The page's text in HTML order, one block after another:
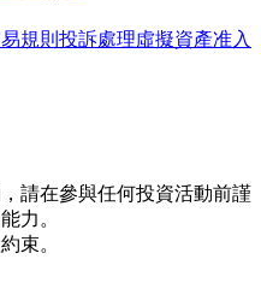
規則 投訴處理虛擬資產准入
請在參與任何投資活動前謹
力。
束。